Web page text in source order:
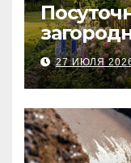
отдыха
27 ИЮЛЯ